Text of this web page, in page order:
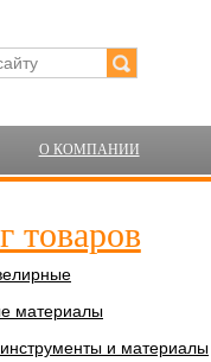
О КОМПАНИИ
товаров
материалы
и материалы